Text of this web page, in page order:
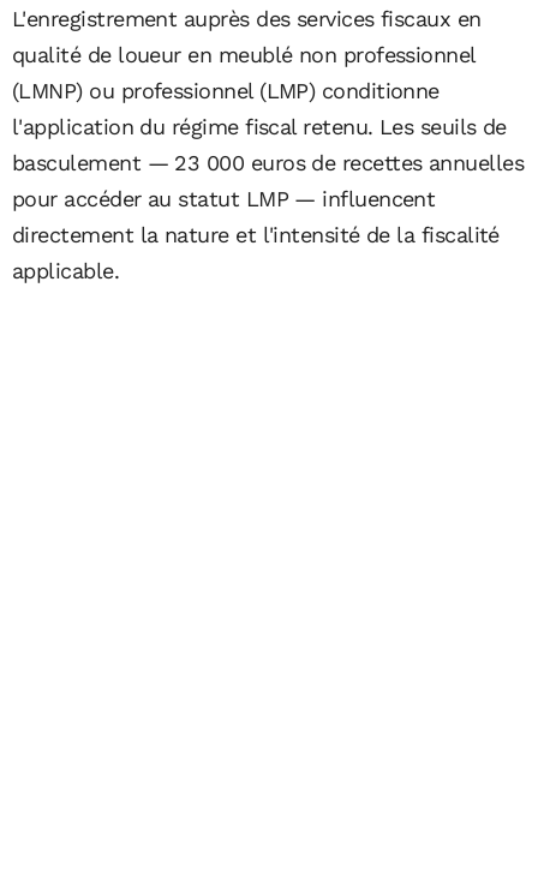
L'enregistrement auprès des services fiscaux en
qualité de loueur en meublé non professionnel
(LMNP) ou professionnel (LMP) conditionne
l'application du régime fiscal retenu. Les seuils de
basculement — 23 000 euros de recettes annuelles
pour accéder au statut LMP — influencent
directement la nature et l'intensité de la fiscalité
applicable.